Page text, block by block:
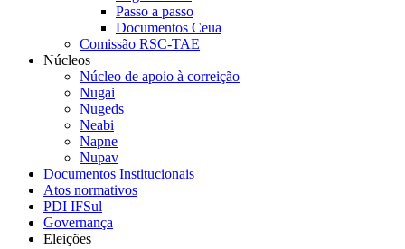
Passo a passo
Documentos Ceua
Comissão RSC-TAE
Núcleos
Núcleo de apoio à correição
Nugai
Nugeds
Neabi
Napne
Nupav
Documentos Institucionais
Atos normativos
PDI IFSul
Governança
Eleições